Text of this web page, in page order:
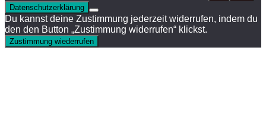
Datenschutzerklärung
Du kannst deine Zustimmung jederzeit widerrufen, indem du
den den Button „Zustimmung widerrufen“ klickst.
Zustimmung wiederrufen